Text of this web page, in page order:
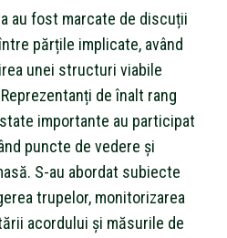
au fost marcate de discuții
părțile implicate, având
unei structuri viabile
de înalt rang
importante au participat
puncte de vedere și
S-au abordat subiecte
trupelor, monitorizarea
acordului și măsurile de